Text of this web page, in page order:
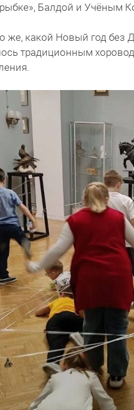
Балдой и Учёным
же, какой Новый год без
традиционным